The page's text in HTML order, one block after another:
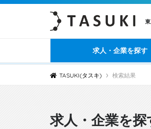
求人・企業を探す
TASUKI(タスキ) › 検索結果
求人・企業を探